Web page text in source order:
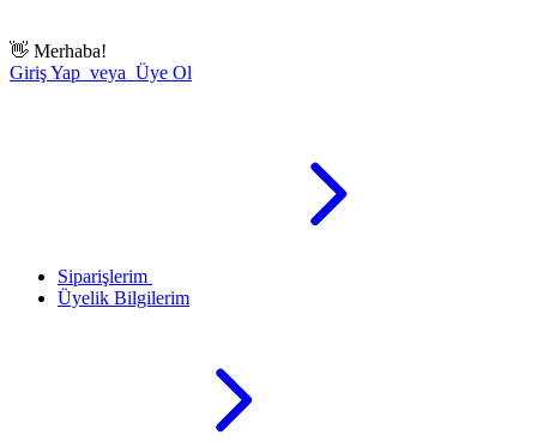
👋 Merhaba!
Giriş Yap veya Üye Ol
Siparişlerim
Üyelik Bilgilerim